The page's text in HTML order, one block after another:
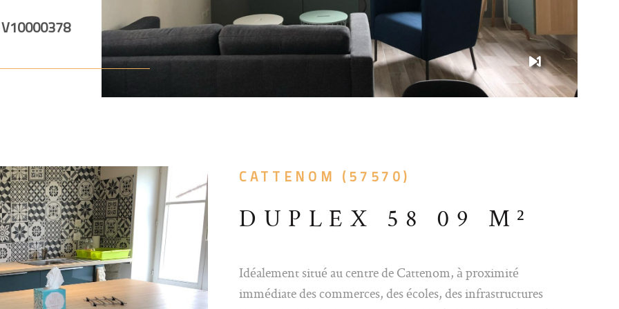
séparé.
de
une vie
940 euros
: 30
Vendu
ou libre de
reste
vous
sur
V10000378
CATTENOM (57570)
DUPLEX 58 09 M²
Idéalement situé au centre de Cattenom, à proximité
immédiate des commerces, des écoles, des infrastructures